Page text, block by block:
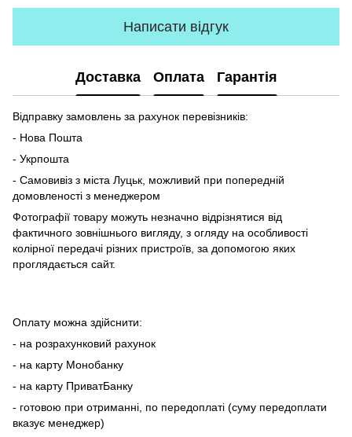
Написати відгук
Доставка Оплата Гарантія
Відправку замовлень за рахунок перевізників:
- Нова Пошта
- Укрпошта
- Самовивіз з міста Луцьк, можливий при попередній
домовленості з менеджером
Фотографії товару можуть незначно відрізнятися від
фактичного зовнішнього вигляду, з огляду на особливості
колірної передачі різних пристроїв, за допомогою яких
проглядається сайт.
Оплату можна здійснити:
- на розрахунковий рахунок
- на карту Монобанку
- на карту ПриватБанку
- готовою при отриманні, по передоплаті (суму передоплати
вказує менеджер)